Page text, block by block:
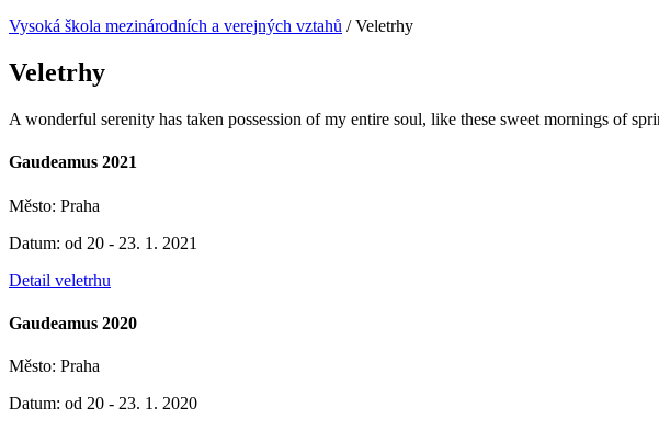
Vysoká škola mezinárodních a verejných vztahů /Veletrhy
Veletrhy
A wonderful serenity has taken possession of my entire soul, like these sweet mornings of
Gaudeamus 2021
Město: Praha
Datum: od 20 - 23. 1. 2021
Detail veletrhu
Gaudeamus 2020
Město: Praha
Datum: od 20 - 23. 1. 2020